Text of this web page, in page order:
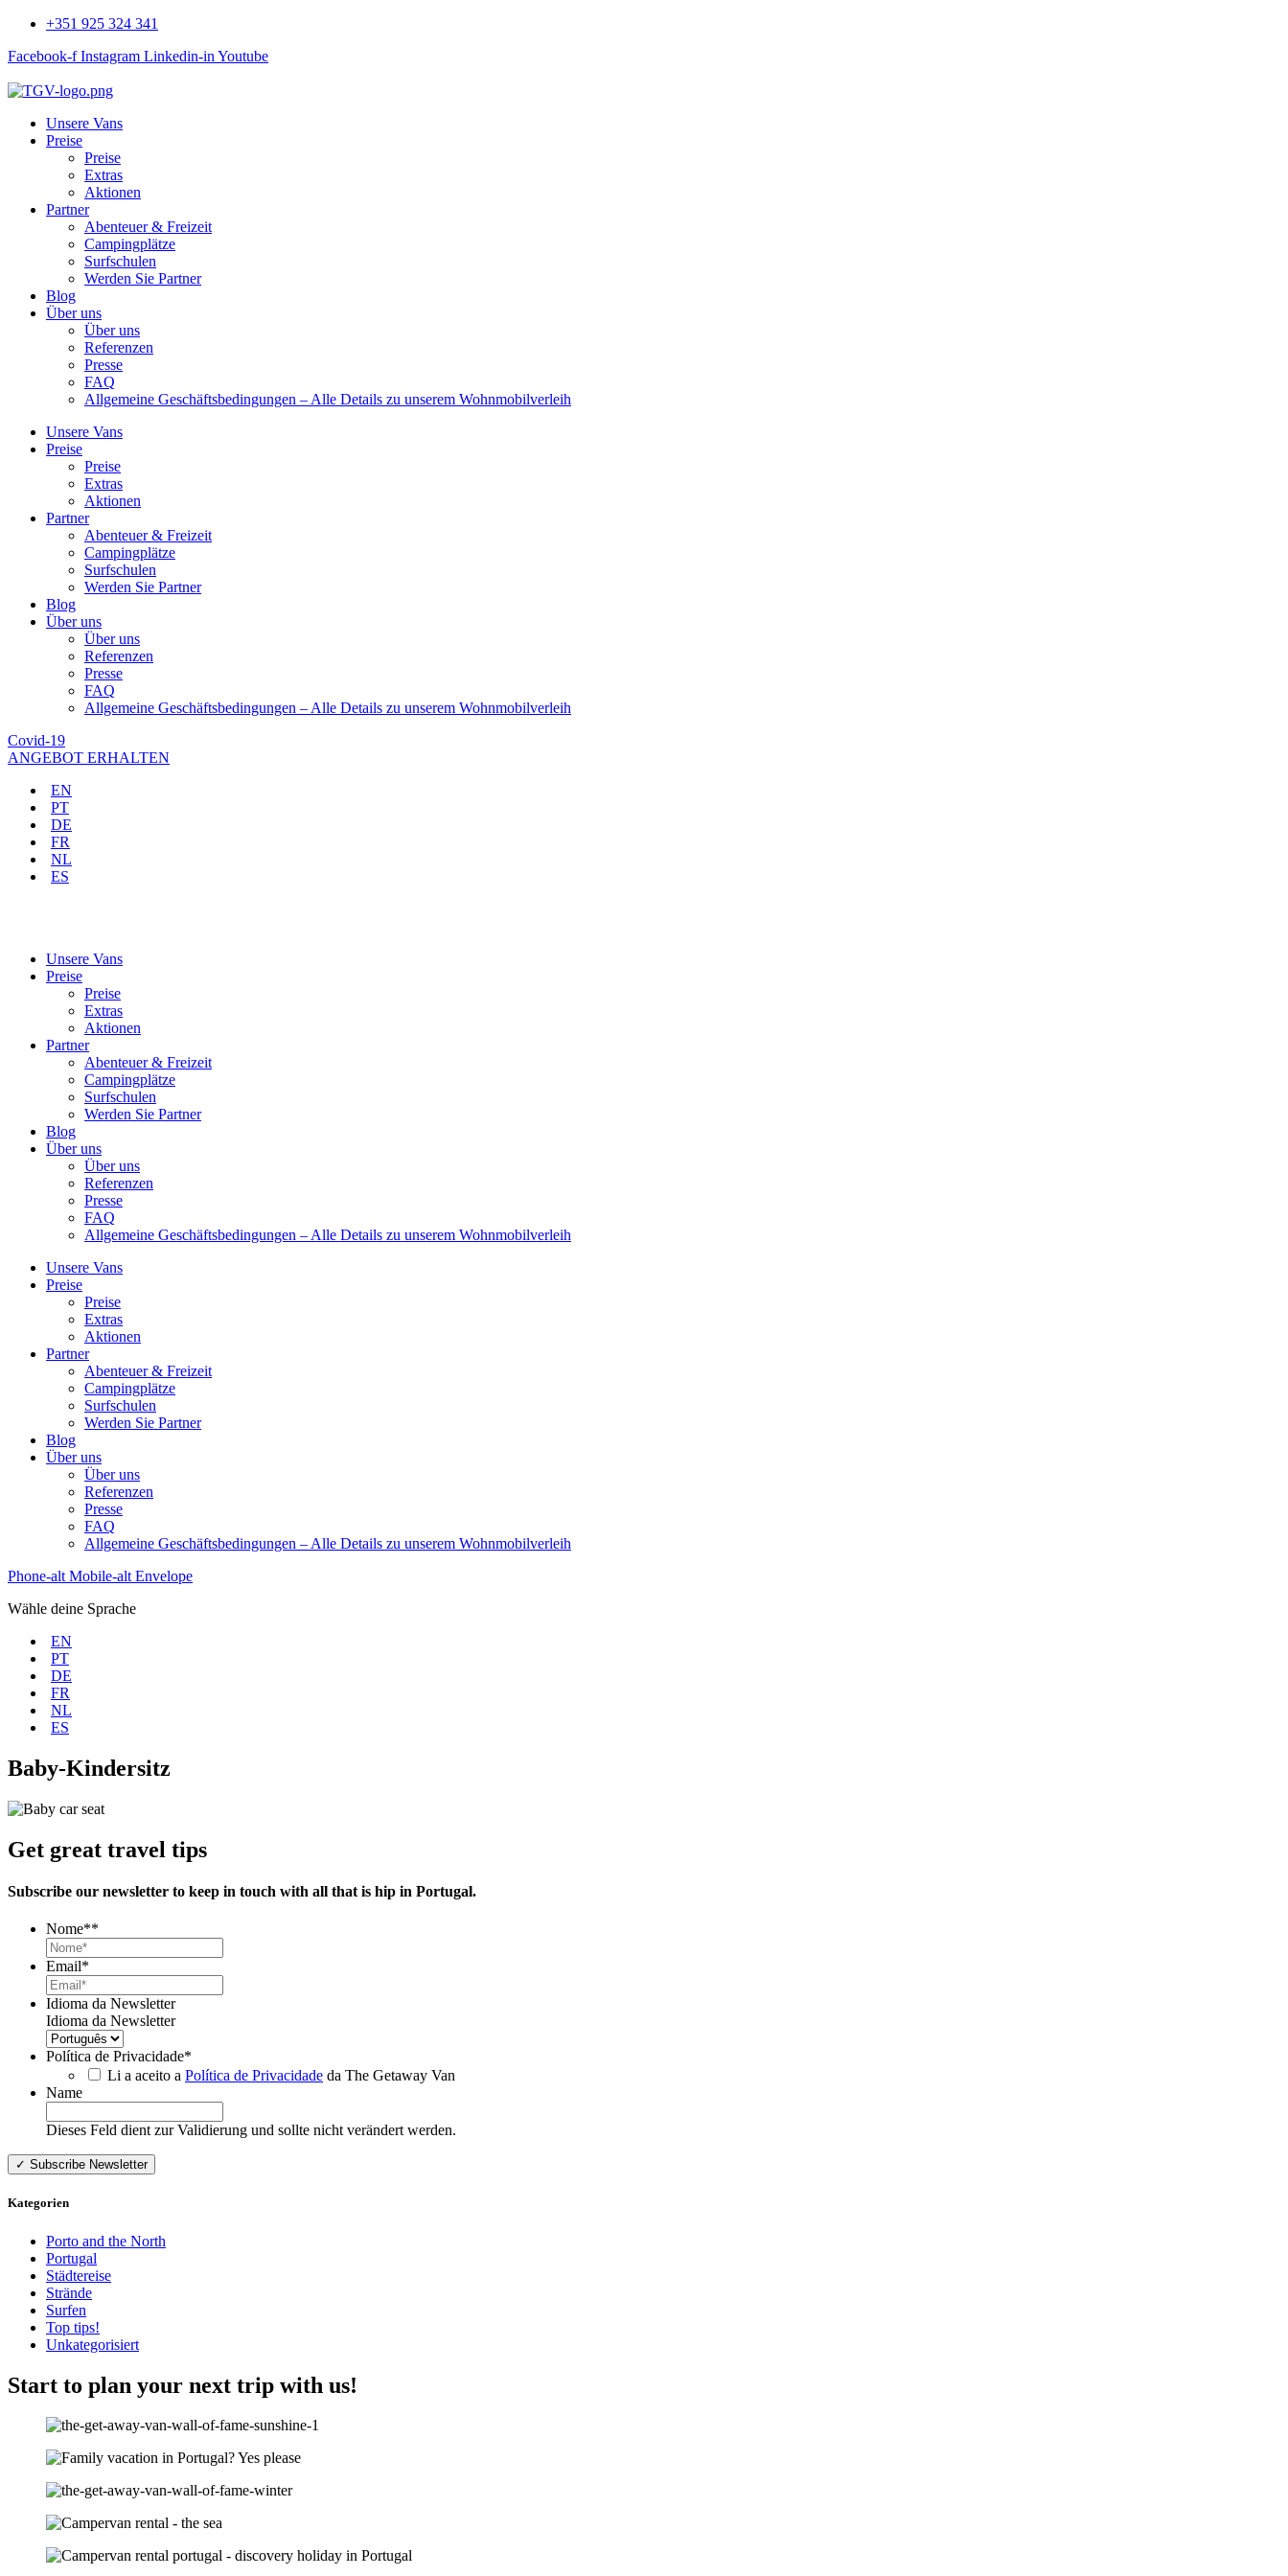
+351 925 324 341
Facebook-f Instagram Linkedin-in Youtube
Unsere Vans
Preise
Preise
Extras
Aktionen
Partner
Abenteuer & Freizeit
Campingplätze
Surfschulen
Werden Sie Partner
Blog
Über uns
Über uns
Referenzen
Presse
FAQ
Allgemeine Geschäftsbedingungen – Alle Details zu unserem Wohnmobilverleih
Unsere Vans
Preise
Preise
Extras
Aktionen
Partner
Abenteuer & Freizeit
Campingplätze
Surfschulen
Werden Sie Partner
Blog
Über uns
Über uns
Referenzen
Presse
FAQ
Allgemeine Geschäftsbedingungen – Alle Details zu unserem Wohnmobilverleih
Covid-19
ANGEBOT ERHALTEN
EN
PT
DE
FR
NL
ES
Unsere Vans
Preise
Preise
Extras
Aktionen
Partner
Abenteuer & Freizeit
Campingplätze
Surfschulen
Werden Sie Partner
Blog
Über uns
Über uns
Referenzen
Presse
FAQ
Allgemeine Geschäftsbedingungen – Alle Details zu unserem Wohnmobilverleih
Unsere Vans
Preise
Preise
Extras
Aktionen
Partner
Abenteuer & Freizeit
Campingplätze
Surfschulen
Werden Sie Partner
Blog
Über uns
Über uns
Referenzen
Presse
FAQ
Allgemeine Geschäftsbedingungen – Alle Details zu unserem Wohnmobilverleih
Phone-alt Mobile-alt Envelope
Wähle deine Sprache
EN
PT
DE
FR
NL
ES
Baby-Kindersitz
Get great travel tips
Subscribe our newsletter to keep in touch with all that is hip in Portugal.
Nome**
Email*
Idioma da Newsletter
Idioma da Newsletter
Política de Privacidade*
Li a aceito a Política de Privacidade da The Getaway Van
Name
Dieses Feld dient zur Validierung und sollte nicht verändert werden.
Kategorien
Porto and the North
Portugal
Städtereise
Strände
Surfen
Top tips!
Unkategorisiert
Start to plan your next trip with us!